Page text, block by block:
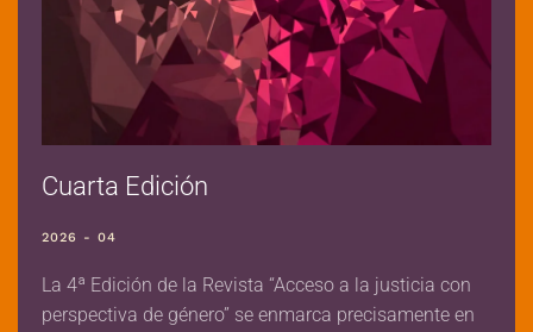
Cuarta Edición
2026 - 04
La 4ª Edición de la Revista “Acceso a la justicia con
perspectiva de género” se enmarca precisamente en